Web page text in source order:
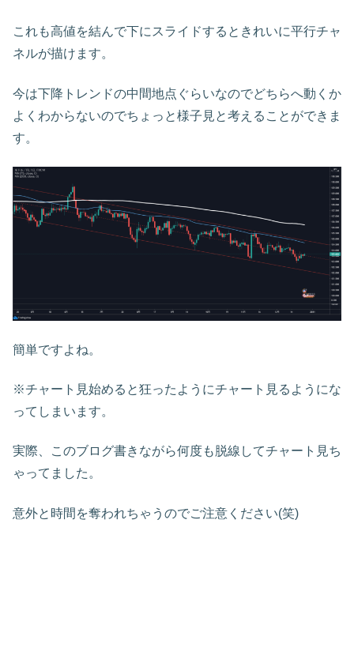
これも高値を結んで下にスライドするときれいに平行チャ
ネルが描けます。
今は下降トレンドの中間地点ぐらいなのでどちらへ動くか
よくわからないのでちょっと様子見と考えることができま
す。
簡単ですよね。
※チャート見始めると狂ったようにチャート見るようにな
ってしまいます。
実際、このブログ書きながら何度も脱線してチャート見ち
ゃってました。
意外と時間を奪われちゃうのでご注意ください(笑)